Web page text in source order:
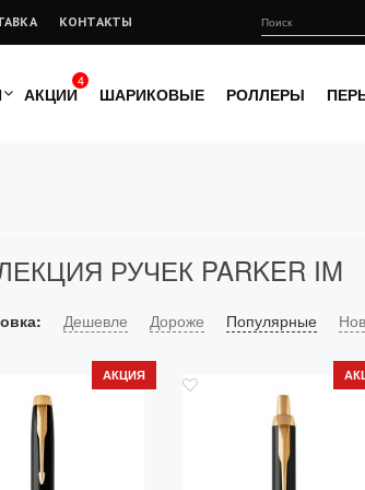
КОНТАКТЫ
4
АКЦИИ ШАРИКОВЫЕ РОЛЛЕРЫ
РУЧЕК PARKER IM
Дешевле Дороже Популярные
АКЦИЯ